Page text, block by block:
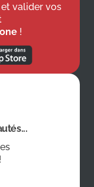
et valider vos
!
!